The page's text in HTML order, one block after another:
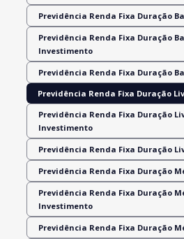
Previdência Renda Fixa Duração
Previdência Renda Fixa Duração
Investimento
Previdência Renda Fixa Duração
Previdência Renda Fixa Duração
Previdência Renda Fixa Duração
Investimento
Previdência Renda Fixa Duração
Previdência Renda Fixa Duração
Previdência Renda Fixa Duração
Investimento
Previdência Renda Fixa Duração